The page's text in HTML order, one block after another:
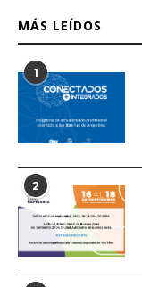
MÁS LEÍDOS
1
2